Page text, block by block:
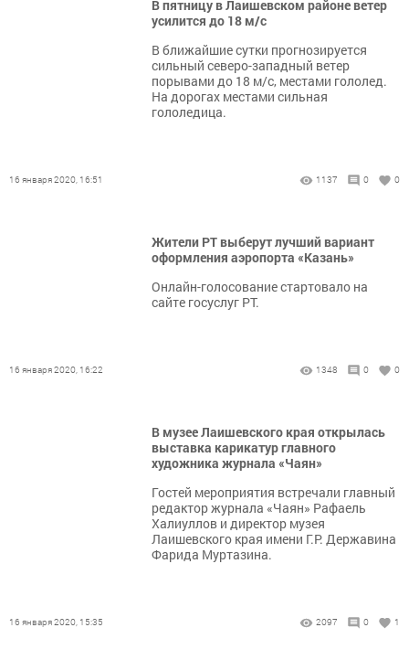
В пятницу в Лаишевском районе ветер
усилится до 18 м/с
В ближайшие сутки прогнозируется
сильный северо-западный ветер
порывами до 18 м/с, местами гололед.
На дорогах местами сильная
гололедица.
16 января 2020, 16:51 1137 0 0
Жители РТ выберут лучший вариант
оформления аэропорта «Казань»
Онлайн-голосование стартовало на
сайте госуслуг РТ.
16 января 2020, 16:22 1348 0 0
В музее Лаишевского края открылась
выставка карикатур главного
художника журнала «Чаян»
Гостей мероприятия встречали главный
редактор журнала «Чаян» Рафаель
Халиуллов и директор музея
Лаишевского края имени Г.Р. Державина
Фарида Муртазина.
16 января 2020, 15:35 2097 0 1